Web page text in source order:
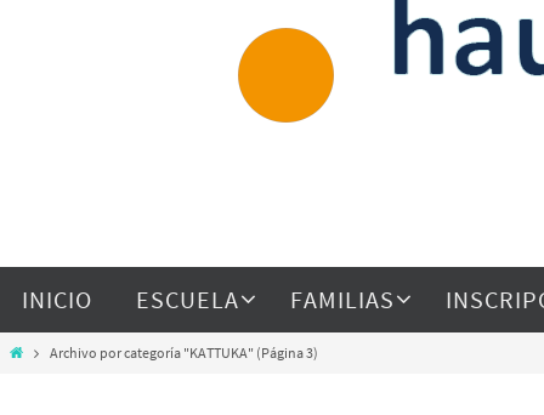
INICIO ESCUELA FAMILIAS
Archivo por categoría "KATTUKA" (Página 3)